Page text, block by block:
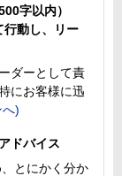
字以内）
行動し、リー
ダーとして責
にお客様に迅
ドバイス
とにかく分か